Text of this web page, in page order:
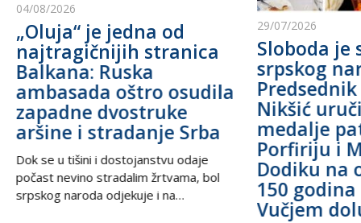
04/08/2026
„Oluja“ je jedna od
najtragičnijih stranica
Balkana: Ruska
ambasada oštro osudila
zapadne dvostruke
aršine i stradanje Srba
Dok se u tišini i dostojanstvu odaje
počast nevino stradalim žrtvama, bol
srpskog naroda odjekuje i na
29/07/2026
Sloboda je
srpskog
Nikšić
medalje
Porfiriju i
Dodiku na
150
Vučjem